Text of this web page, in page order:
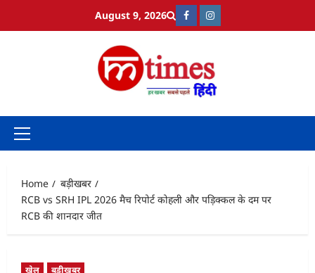
August 9, 2026 Facebook
Primary
Home
बड़ीखबर
RCB vs SRH IPL 2026 मैच रिपोर्ट कोहली और पड़िक्कल के दम पर
RCB की शानदार जीत
खेल बड़ीखबर